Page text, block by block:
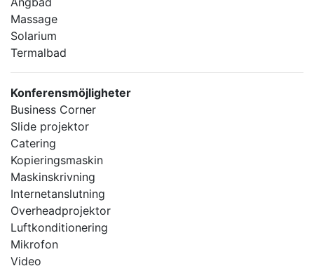
Massage
Solarium
Termalbad
Konferensmöjligheter
Business Corner
Slide projektor
Catering
Kopieringsmaskin
Maskinskrivning
Internetanslutning
Overheadprojektor
Luftkonditionering
Mikrofon
Video